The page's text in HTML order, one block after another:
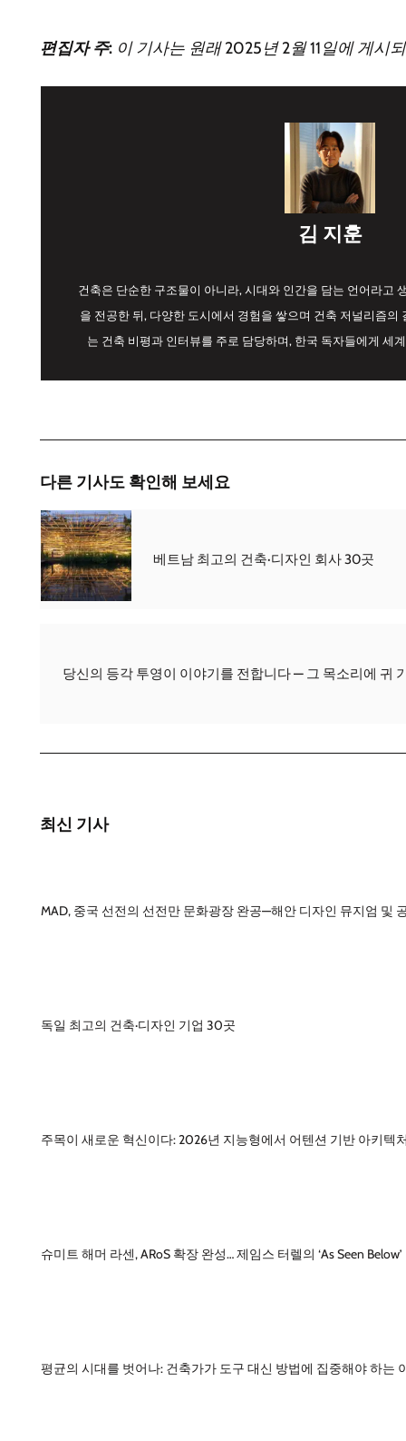
편집자 주: 이 기사는 원래 2025년 2월 11일에 게시
김 지훈
건축은 단순한 구조물이 아니라, 시대와 인간을 담는 언어라고
을 전공한 뒤, 다양한 도시에서 경험을 쌓으며 건축 저널리즘의
는 건축 비평과 인터뷰를 주로 담당하며, 한국 독자들에게 세
다른 기사도 확인해 보세요
베트남 최고의 건축·디자인 회사 30곳
당신의 등각 투영이 이야기를 전합니다 — 그 목소리에 귀
최신 기사
MAD, 중국 선전의 선전만 문화광장 완공—해안 디자인 뮤지엄 및
독일 최고의 건축·디자인 기업 30곳
주목이 새로운 혁신이다: 2026년 지능형에서 어텐션 기반 아키텍
슈미트 해머 라센, ARoS 확장 완성… 제임스 터렐의 ‘As Seen
평균의 시대를 벗어나: 건축가가 도구 대신 방법에 집중해야 하는